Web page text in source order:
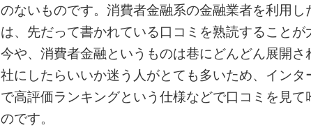
のないものです。消費者金融系の金融業者を利用
は、先だって書かれている口コミを熟読することが
今や、消費者金融というものは巷にどんどん展開
社にしたらいいか迷う人がとても多いため、イン
で高評価ランキングという仕様などで口コミを見て
のです。